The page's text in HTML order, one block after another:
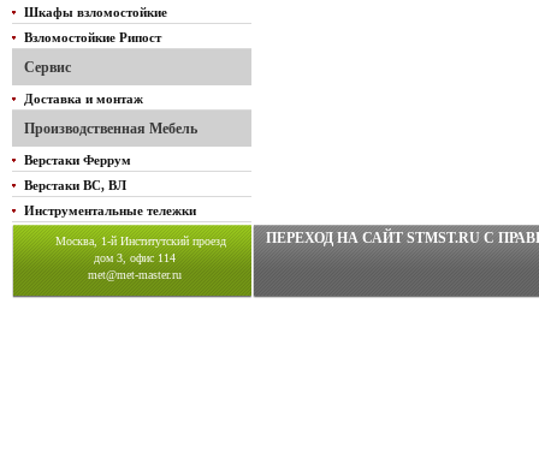
Шкафы взломостойкие
Взломостойкие Рипост
Сервис
Доставка и монтаж
Производственная Мебель
Верстаки Феррум
Верстаки ВС, ВЛ
Инструментальные тележки
Москва, 1-й Институтский проезд
дом 3, офис 114
met@met-master.ru
ПЕРЕХОД НА САЙТ STMST.RU C